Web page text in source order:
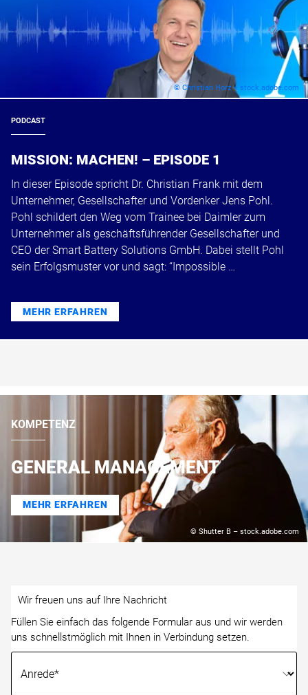
© Christian Horz – stock.adobe.com
PODCAST
MISSION: MACHEN! – EPISODE 1
In dieser Episode spricht Dr. Christian Frank mit dem
Unternehmer, Gesellschafter und Vordenker Jens Pohl.
Pohl schildert den Weg vom Trainee bei Daimler zum
Unternehmer als geschäftsführender Gesellschafter und
CEO der Smart Battery Solutions GmbH. Dabei stellt Pohl
sein Erfolgsmuster vor und sagt: “Impossible …
MEHR ERFAHREN
© Shutter B – stock.adobe.com
KOMPETENZ
GENERAL MANAGEMENT
MEHR ERFAHREN
Wir freuen uns auf Ihre Nachricht
Füllen Sie einfach das folgende Formular aus und wir werden
uns schnellstmöglich mit Ihnen in Verbindung setzen.